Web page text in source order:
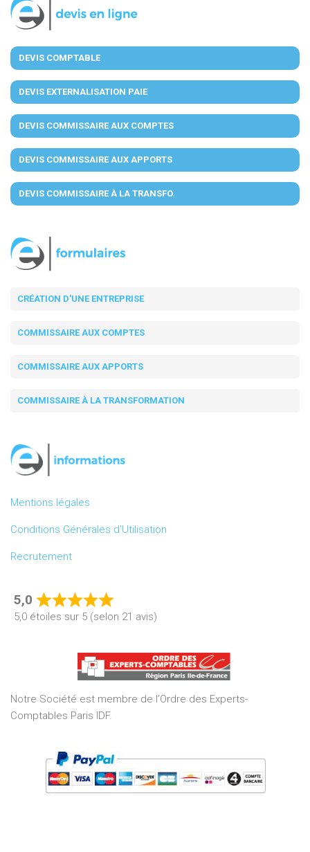
DEVIS COMPTABLE
DEVIS EXTERNALISATION PAIE
DEVIS COMMISSAIRE AUX COMPTES
DEVIS COMMISSAIRE AUX APPORTS
DEVIS COMMISSAIRE À LA TRANSFO.
CRÉATION D'UNE ENTREPRISE
COMMISSAIRE AUX COMPTES
COMMISSAIRE AUX APPORTS
COMMISSAIRE À LA TRANSFORMATION
Mentions légales
Conditions Générales d’Utilisation
Recrutement
5,0
Rated
5,0
of
5
5,0 étoiles sur 5 (selon 21 avis)
Notre Société est membre de l’Ordre des Experts-
Comptables Paris IDF.